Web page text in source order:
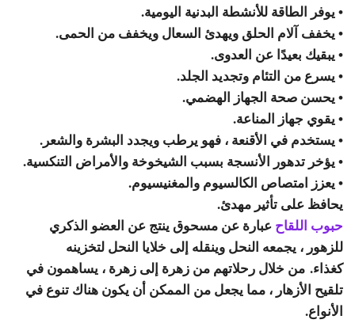
• يوفر الطاقة للأنشطة البدنية اليومية.
• يخفف آلام الحلق ويهدئ السعال ويخفف من الحمى.
• يبقيك بعيدًا عن العدوى.
• يسرع من التئام وتجديد الجلد.
• يحسن صحة الجهاز الهضمي.
• يقوي جهاز المناعة.
• يستخدم في الأقنعة ، فهو يرطب ويجدد البشرة والشعر.
• يؤخر تدهور الأنسجة بسبب الشيخوخة والأمراض التنكسية.
• يعزز امتصاص الكالسيوم والمغنيسيوم.
يحافظ على تأثير مهدئ.
حبوب اللقاح عبارة عن مسحوق ينتج عن العضو الذكري
للزهور ، يجمعه النحل وينقله إلى خلايا النحل لتخزينه
كغذاء. من خلال رحلاتهم من زهرة إلى زهرة ، يساهمون في
تلقيح الأزهار ، مما يجعل من الممكن أن يكون هناك تنوع في
الأنواع.